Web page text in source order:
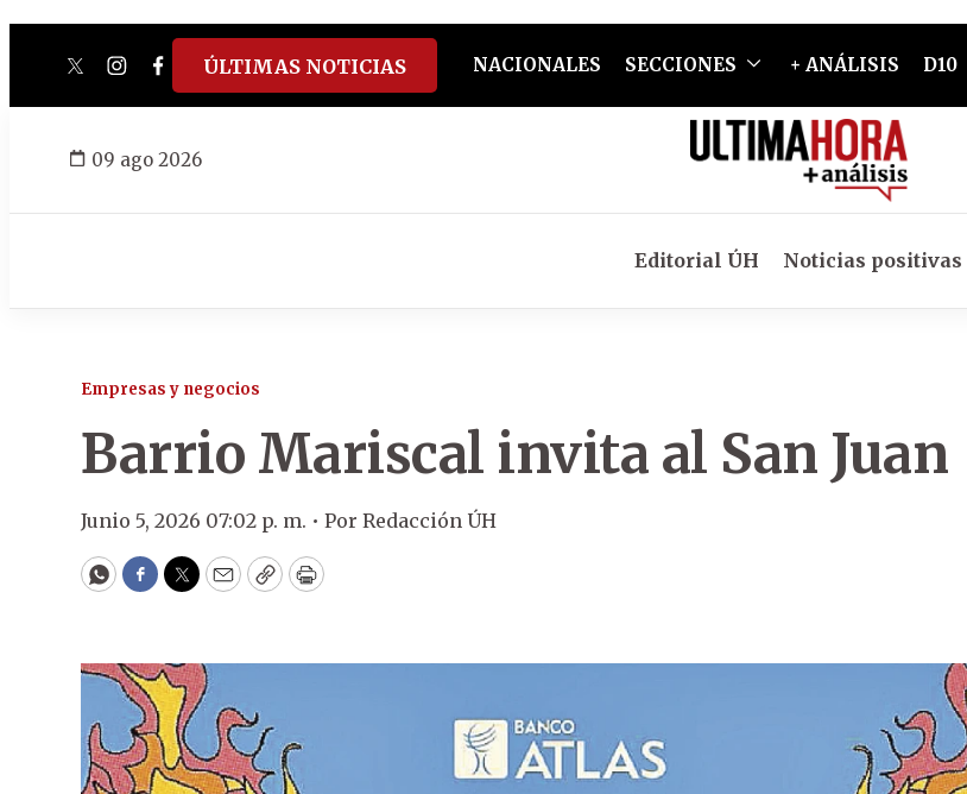
twitterinstagram
facebook
tiktokyoutube
spotify
ÚLTIMAS NOTICIAS NACIONALES SECCIONES + ANÁLISIS D10
09 ago 2026
Editorial ÚH Noticias positivas
Empresas y negocios
Barrio Mariscal invita al San Juan
Junio 5, 2026 07:02 p. m. • Por Redacción ÚH
WhatsApp
Facebook
Twitter
EmailCopyPrint